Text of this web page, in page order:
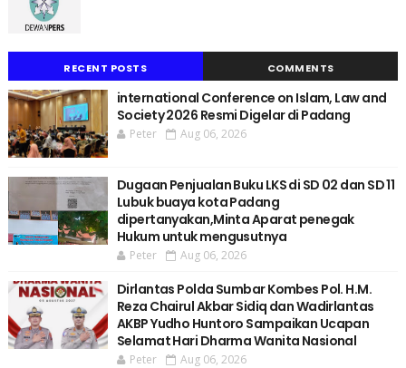
RECENT POSTS COMMENTS
international Conference on Islam, Law and
Society 2026 Resmi Digelar di Padang
Peter Aug 06, 2026
Dugaan Penjualan Buku LKS di SD 02 dan SD 11
Lubuk buaya kota Padang
dipertanyakan,Minta Aparat penegak
Hukum untuk mengusutnya
Peter Aug 06, 2026
Dirlantas Polda Sumbar Kombes Pol. H.M.
Reza Chairul Akbar Sidiq dan Wadirlantas
AKBP Yudho Huntoro Sampaikan Ucapan
Selamat Hari Dharma Wanita Nasional
Peter Aug 06, 2026